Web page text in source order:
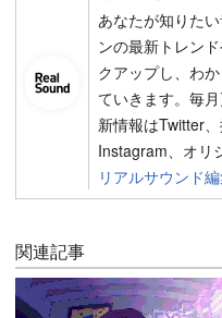
あなたが知りた
ンの最新トレン
クアップし、わ
ていきます。毎
新情報はTwitter
Instagram、オリ
リアルサウンド
関連記事